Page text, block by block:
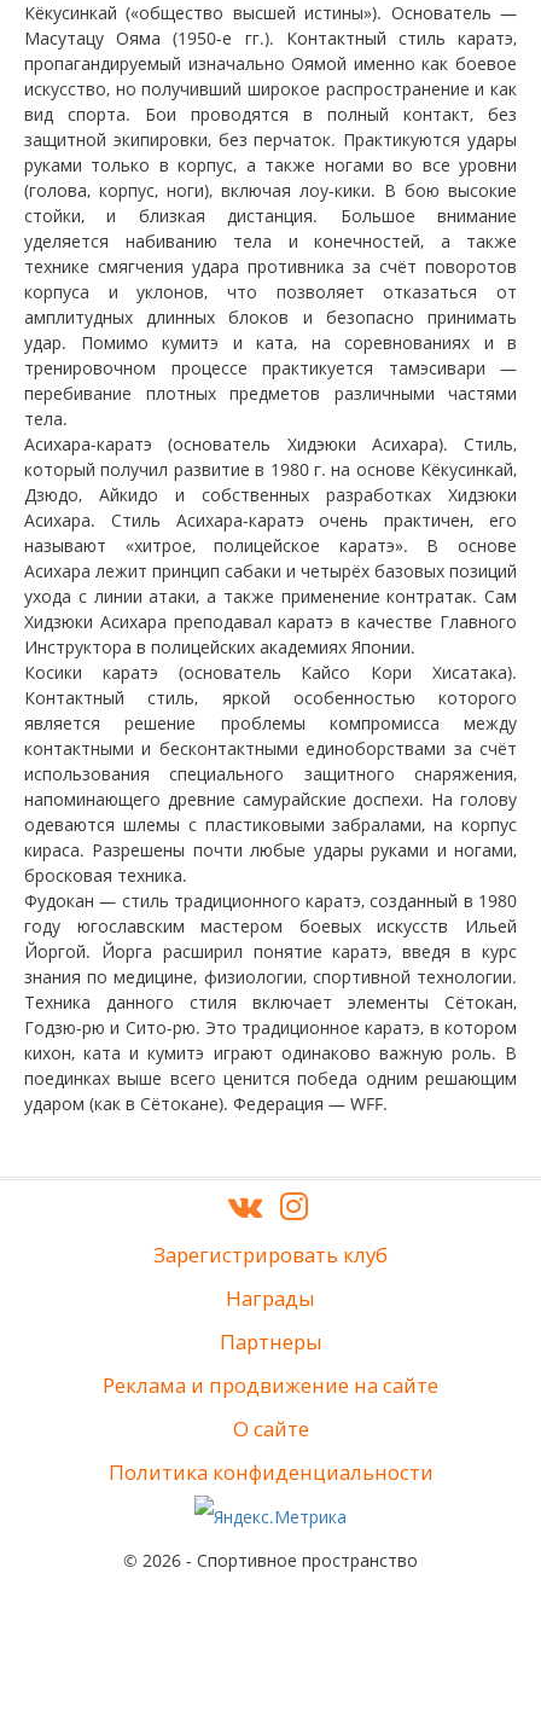
Кёкусинкай («общество высшей истины»). Основатель —
Масутацу Ояма (1950-е гг.). Контактный стиль каратэ,
пропагандируемый изначально Оямой именно как боевое
искусство, но получивший широкое распространение и как
вид спорта. Бои проводятся в полный контакт, без
защитной экипировки, без перчаток. Практикуются удары
руками только в корпус, а также ногами во все уровни
(голова, корпус, ноги), включая лоу-кики. В бою высокие
стойки, и близкая дистанция. Большое внимание
уделяется набиванию тела и конечностей, а также
технике смягчения удара противника за счёт поворотов
корпуса и уклонов, что позволяет отказаться от
амплитудных длинных блоков и безопасно принимать
удар. Помимо кумитэ и ката, на соревнованиях и в
тренировочном процессе практикуется тамэсивари —
перебивание плотных предметов различными частями
тела.
Асихара-каратэ (основатель Хидэюки Асихара). Стиль,
который получил развитие в 1980 г. на основе Кёкусинкай,
Дзюдо, Айкидо и собственных разработках Хидзюки
Асихара. Стиль Асихара-каратэ очень практичен, его
называют «хитрое, полицейское каратэ». В основе
Асихара лежит принцип сабаки и четырёх базовых позиций
ухода с линии атаки, а также применение контратак. Сам
Хидзюки Асихара преподавал каратэ в качестве Главного
Инструктора в полицейских академиях Японии.
Косики каратэ (основатель Кайсо Кори Хисатака).
Контактный стиль, яркой особенностью которого
является решение проблемы компромисса между
контактными и бесконтактными единоборствами за счёт
использования специального защитного снаряжения,
напоминающего древние самурайские доспехи. На голову
одеваются шлемы с пластиковыми забралами, на корпус
кираса. Разрешены почти любые удары руками и ногами,
бросковая техника.
Фудокан — стиль традиционного каратэ, созданный в 1980
году югославским мастером боевых искусств Ильей
Йоргой. Йорга расширил понятие каратэ, введя в курс
знания по медицине, физиологии, спортивной технологии.
Техника данного стиля включает элементы Сётокан,
Годзю-рю и Сито-рю. Это традиционное каратэ, в котором
кихон, ката и кумитэ играют одинаково важную роль. В
поединках выше всего ценится победа одним решающим
ударом (как в Сётокане). Федерация — WFF.
Зарегистрировать клуб
Награды
Партнеры
Реклама и продвижение на сайте
О сайте
Политика конфиденциальности
© 2026 - Спортивное пространство